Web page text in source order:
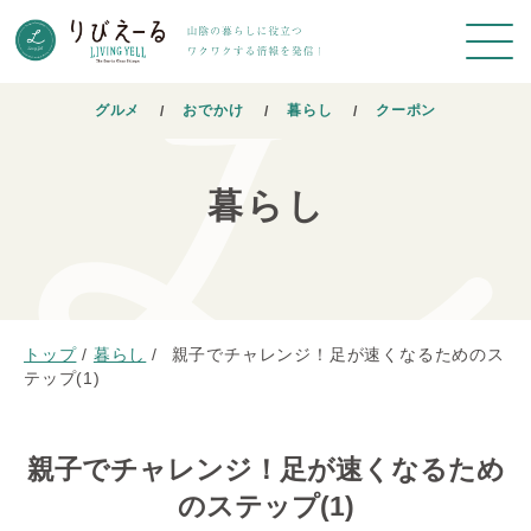
グルメ おでかけ 暮らし クーポン
暮らし
トップ / 暮らし /
親子でチャレンジ！足が速くなるためのス
テップ(1)
親子でチャレンジ！足が速くなるため
のステップ(1)